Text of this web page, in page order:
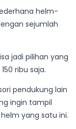
helm-
sejumlah
jadi pilihan yang
ribu saja.
pendukung lain
ingin tampil
yang satu ini.